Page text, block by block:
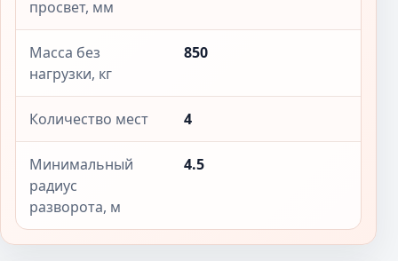
просвет, мм
Масса без
нагрузки, кг
850
Количество мест 4
Минимальный
радиус
разворота, м
4.5